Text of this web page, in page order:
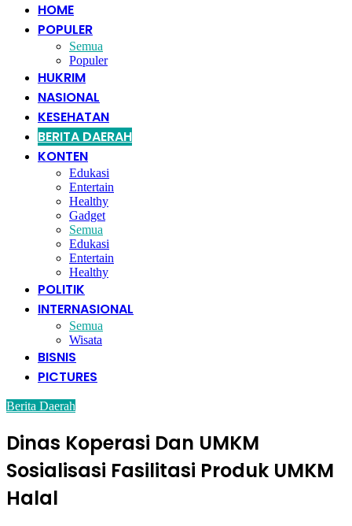
HOME
POPULER
Semua
Populer
HUKRIM
NASIONAL
KESEHATAN
BERITA DAERAH
KONTEN
Edukasi
Entertain
Healthy
Gadget
Semua
Edukasi
Entertain
Healthy
POLITIK
INTERNASIONAL
Semua
Wisata
BISNIS
PICTURES
Berita Daerah
Dinas Koperasi Dan UMKM
Sosialisasi Fasilitasi Produk UMKM
Halal